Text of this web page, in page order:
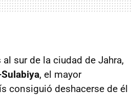
sur de la ciudad de Jahra,
a, el mayor
consiguió deshacerse de él